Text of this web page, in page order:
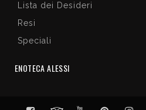
Lista dei Desideri
Resi
Speciali
ENOTECA ALESSI